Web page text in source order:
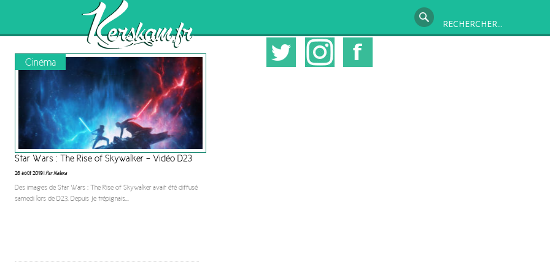
Cinéma
Star Wars : The Rise of Skywalker – Vidéo D23
26 août 2019 |Par Nalexa
Des images de Star Wars : The Rise of Skywalker avait été diffusé
samedi lors de D23. Depuis je trépignais...